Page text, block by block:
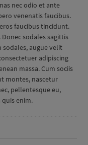
nec odio et ante
venenatis faucibus.
faucibus tincidunt.
sodales sagittis
sodales, augue velit
adipiscing
massa. Cum sociis
montes, nascetur
pellentesque eu,
quis enim.